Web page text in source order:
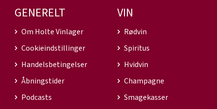
GENERELT
Om Holte Vinlager
Cookieindstillinger
Handelsbetingelser
Åbningstider
Podcasts
VIN
Rødvin
Spiritus
Hvidvin
Champagne
Smagekasser